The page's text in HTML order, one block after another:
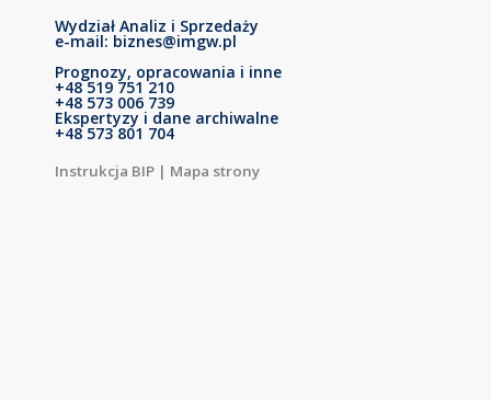
Wydział Analiz i Sprzedaży
e-mail: biznes@imgw.pl
Prognozy, opracowania i inne
+48 519 751 210
+48 573 006 739
Ekspertyzy i dane archiwalne
+48 573 801 704
Instrukcja BIP | Mapa strony